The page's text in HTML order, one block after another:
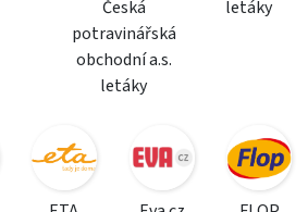
Česká
potravinářská
obchodní a.s.
letáky
letáky